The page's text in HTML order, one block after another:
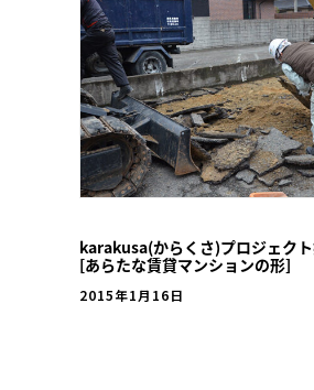
karakusa(からくさ)プロジェク
[あらたな賃貸マンションの形]
2015年1月16日